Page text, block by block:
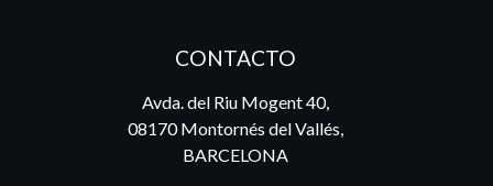
CONTACTO
Avda. del Riu Mogent 40,
08170 Montornés del Vallés,
BARCELONA